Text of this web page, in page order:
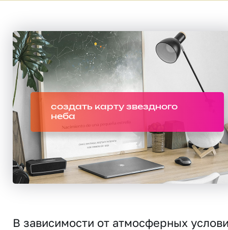
создать карту звездного
неба
В зависимости от атмосферных